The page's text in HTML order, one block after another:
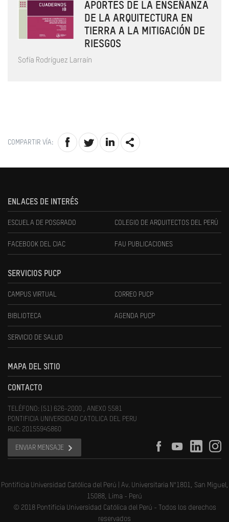
APORTES DE LA ENSEÑANZA
DE LA ARQUITECTURA EN
TIERRA A LA MITIGACIÓN DE
RIESGOS
Sofía Rodríguez Larraín
COMPARTIR VÍA:
ENLACES DE INTERÉS
ESCUELA DE POSGRADO COLEGIO DE ARQUITECTOS DEL PERÚ
FACEBOOK DEL CIAC FAU PUBLICACIONES
SERVICIOS PUCP
CAMPUS VIRTUAL CORREO PUCP
BIBLIOTECA AGENDA PUCP
SERVICIO DE SALUD
MAPA DEL SITIO
CONTACTO
TELÉFONO: (51) 626-2000 , ANEXO 5581
PONTIFICIA UNIVERSIDAD CATOLICA DEL PERU
RUC: 20155945860
ENVIAR MENSAJE
Pontificia Universidad Católica del Perú | Av. Universitaria N°1801, San Miguel,
15088, Lima - Perú
© 2018 Pontificia Universidad Católica del Perú - Todos los derechos
reservados